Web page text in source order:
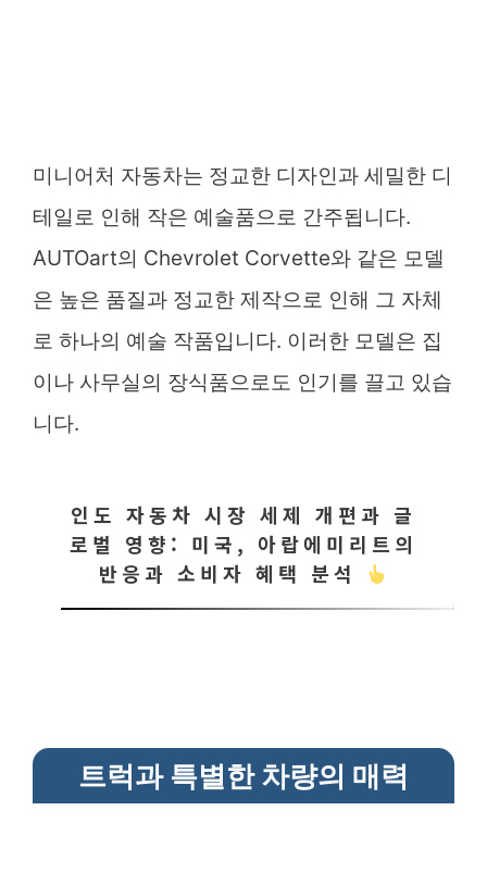
미니어처 자동차는 정교한 디자인과 세밀한 디
테일로 인해 작은 예술품으로 간주됩니다.
AUTOart의 Chevrolet Corvette와 같은 모델
은 높은 품질과 정교한 제작으로 인해 그 자체
로 하나의 예술 작품입니다. 이러한 모델은 집
이나 사무실의 장식품으로도 인기를 끌고 있습
니다.
인도 자동차 시장 세제 개편과 글
로벌 영향: 미국, 아랍에미리트의
반응과 소비자 혜택 분석
트럭과 특별한 차량의 매력